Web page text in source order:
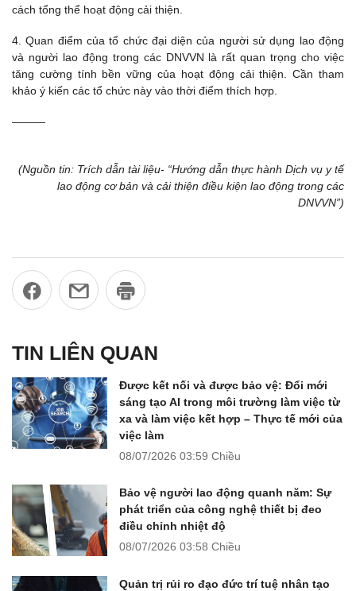
cách tổng thể hoạt động cải thiện.
4. Quan điểm của tổ chức đại diện của người sử dụng lao động
và người lao động trong các DNVVN là rất quan trọng cho việc
tăng cường tính bền vững của hoạt động cải thiện. Cần tham
khảo ý kiến các tổ chức này vào thời điểm thích hợp.
———
(Nguồn tin: Trích dẫn tài liệu- “Hướng dẫn thực hành Dịch vụ y tế
lao động cơ bản và cải thiện điều kiện lao động trong các
DNVVN”)
TIN LIÊN QUAN
Được kết nối và được bảo vệ: Đổi mới
sáng tạo AI trong môi trường làm việc từ
xa và làm việc kết hợp – Thực tế mới của
việc làm
08/07/2026 03:59 Chiều
Bảo vệ người lao động quanh năm: Sự
phát triển của công nghệ thiết bị đeo
điều chỉnh nhiệt độ
08/07/2026 03:58 Chiều
Quản trị rủi ro đạo đức trí tuệ nhân tạo